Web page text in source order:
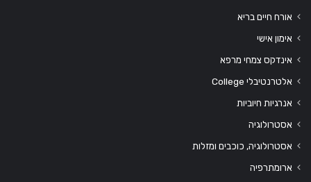
אורח חיים בריא
אימון אישי
אינדקס צמחי מרפא
אלטרנטיבלי College
אנרגיות חיוביות
אסטרולוגיה
אסטרולוגיה, כוכבים ומזלות
ארומתרפיה